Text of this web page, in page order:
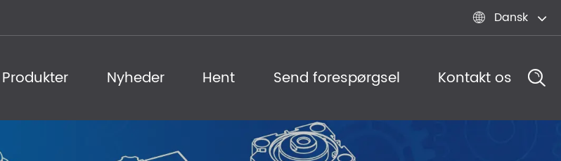
 Dansk
Produkter Nyheder Hent Send forespørgsel Kontakt os